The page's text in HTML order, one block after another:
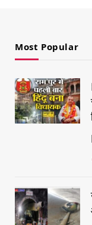
Most Popular